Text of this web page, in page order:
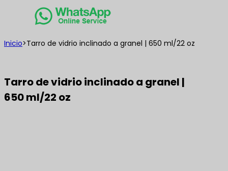
Inicio>Tarro de vidrio inclinado a granel | 650 ml/22 oz
Tarro de vidrio inclinado a granel |
650 ml/22 oz